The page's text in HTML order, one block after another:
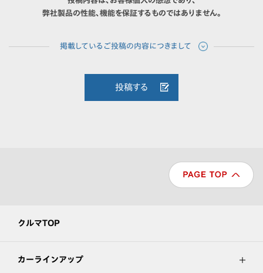
弊社製品の性能、機能を保証するものではありません。
投稿する
クルマTOP
カーラインアップ